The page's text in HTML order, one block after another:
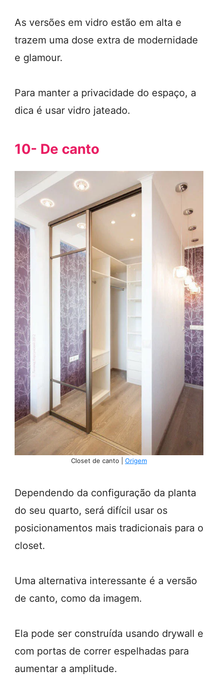
As versões em vidro estão em alta e
trazem uma dose extra de modernidade
e glamour.
Para manter a privacidade do espaço, a
dica é usar vidro jateado.
10- De canto
Closet de canto | Origem
Dependendo da configuração da planta
do seu quarto, será difícil usar os
posicionamentos mais tradicionais para o
closet.
Uma alternativa interessante é a versão
de canto, como da imagem.
Ela pode ser construída usando drywall e
com portas de correr espelhadas para
aumentar a amplitude.